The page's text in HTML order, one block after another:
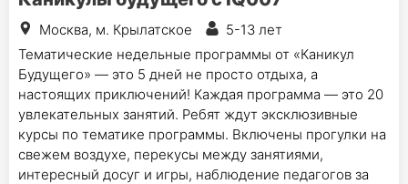
Москва, м. Крылатское
5-13 лет
Тематические недельные программы от «Каникул
Будущего» — это 5 дней не просто отдыха, а
настоящих приключений! Каждая программа — это 20
увлекательных занятий. Ребят ждут эксклюзивные
курсы по тематике программы. Включены прогулки на
свежем воздухе, перекусы между занятиями,
интересный досуг и игры, наблюдение педагогов за